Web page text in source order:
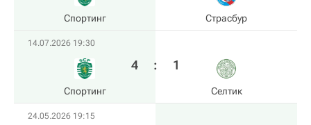
Спортинг Страсбур
14.07.2026 19:30
Спортинг
4 : 1
Селтик
24.05.2026 19:15